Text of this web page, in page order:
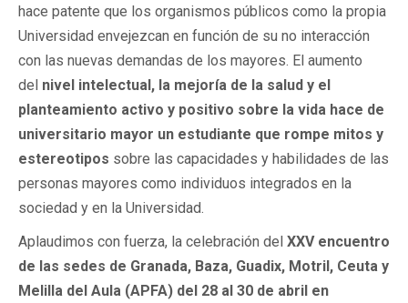
hace patente que los organismos públicos como la propia
Universidad envejezcan en función de su no interacción
con las nuevas demandas de los mayores. El aumento
del nivel intelectual, la mejoría de la salud y el
planteamiento activo y positivo sobre la vida hace de
universitario mayor un estudiante que rompe mitos y
estereotipos sobre las capacidades y habilidades de las
personas mayores como individuos integrados en la
sociedad y en la Universidad.
Aplaudimos con fuerza, la celebración del XXV encuentro
de las sedes de Granada, Baza, Guadix, Motril, Ceuta y
Melilla del Aula (APFA) del 28 al 30 de abril en